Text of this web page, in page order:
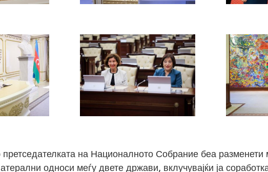
на Националното Собрание беа
односи меѓу двете држави, вклучувајќи ја